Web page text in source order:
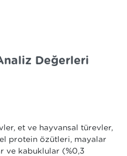
Değerleri
et ve hayvansal türevler,
protein özütleri, mayalar
ve kabuklular (%0,3